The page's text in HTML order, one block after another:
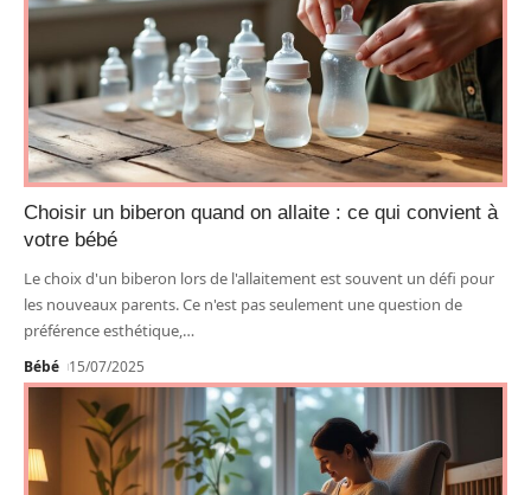
Choisir un biberon quand on allaite : ce qui convient à
votre bébé
Le choix d'un biberon lors de l'allaitement est souvent un défi pour
les nouveaux parents. Ce n'est pas seulement une question de
préférence esthétique,…
Bébé 15/07/2025